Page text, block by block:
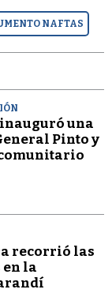
NAFTAS
una
Pinto y
recorrió las
la